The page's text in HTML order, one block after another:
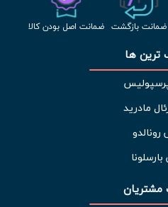
ضمانت بازگشت ضمانت اصل بودن کالا
ترین ها
مادرید
رونالدو